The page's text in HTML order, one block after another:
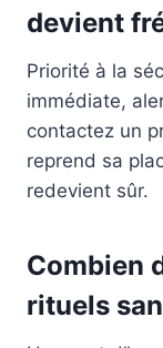
devient
Priorité à la
immédiate,
contactez un
reprend sa
redevient sûr.
Combien
rituels